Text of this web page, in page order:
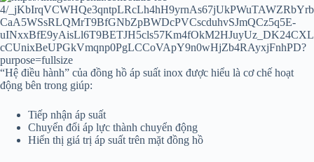
“Hệ điều hành” của đồng hồ áp suất inox được hiểu là cơ chế hoạt
động bên trong giúp:
Tiếp nhận áp suất
Chuyển đổi áp lực thành chuyển động
Hiển thị giá trị áp suất trên mặt đồng hồ